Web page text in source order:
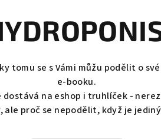
tomu se s Vámi můžu podělit o
e-booku.
na eshop i truhlíček -
proč se nepodělit, když je